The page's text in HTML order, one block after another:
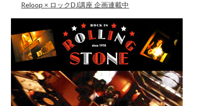
Reloop × ロックDJ講座 企画連載中